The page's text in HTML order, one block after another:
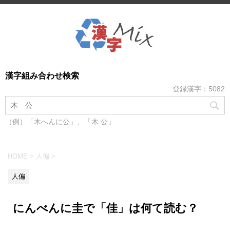
漢字組み合わせ検索
登録漢字：5082
（例）「木へんに公」、「木 公」
HOME > 人偏 >
人偏
にんべんに圭で「佳」は何て読む？